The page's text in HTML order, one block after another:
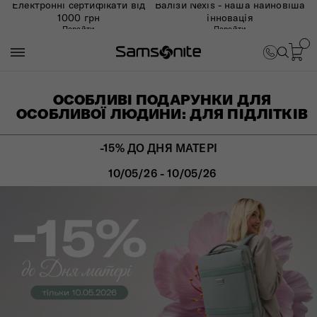
Електронні сертифікати від
1000 грн
Перейти
Валізи Nexis - наша найновіша
інновація
Перейти
ОСОБЛИВІ ПОДАРУНКИ ДЛЯ
ОСОБЛИВОЇ ЛЮДИНИ: ДЛЯ ПІДЛІТКІВ
-15% ДО ДНЯ МАТЕРІ
10/05/26 - 10/05/26